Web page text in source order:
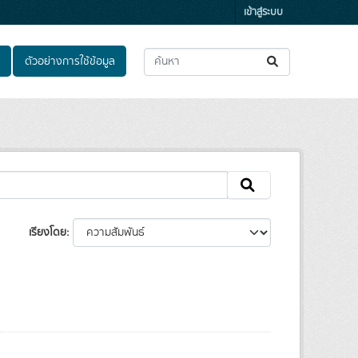
เข้าสู่ระบบ
ตัวอย่างการใช้ข้อมูล
เรียงโดย